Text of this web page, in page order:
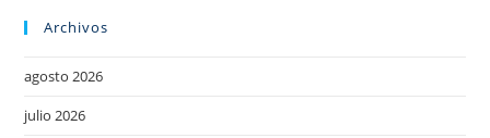
Archivos
agosto 2026
julio 2026